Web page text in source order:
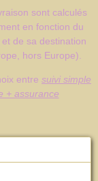
sont calculés
en fonction du
de sa destination
hors Europe).
entre suivi simple
+ assurance